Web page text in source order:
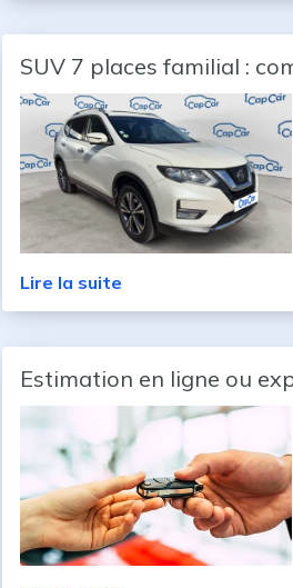
SUV 7 places familial :
Lire la suite
Estimation en ligne ou